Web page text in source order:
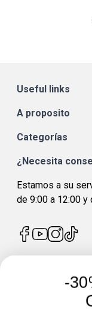
Useful links
A proposito
Categorías
¿Necesita
Estamos a su
de 9:00 a 12:00 y
4.7
-